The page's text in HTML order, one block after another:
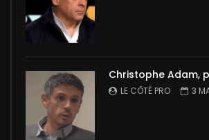
Christophe Adam,
LE CÔTÉ PRO 3